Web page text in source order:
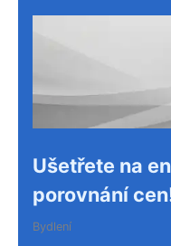
Ušetřete na
porovnání
Bydlení